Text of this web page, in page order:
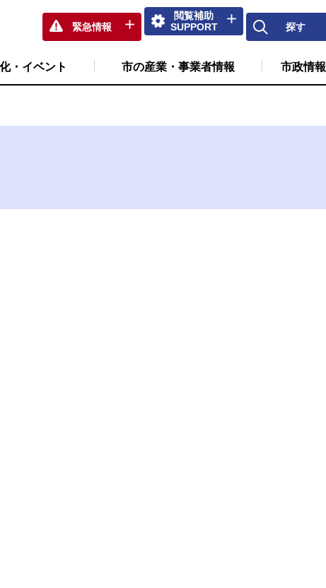
緊急情報
閲覧補助
SUPPORT
探す
・イベント 市の産業・事業者情報 市政情報